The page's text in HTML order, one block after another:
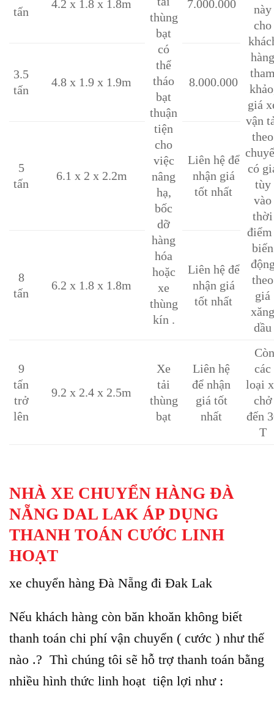
tấn
4.2 x 1.8 x 1.8m
thùng
bạt
có
thể
tháo
bạt
thuận
tiện
cho
việc
nâng
hạ,
bốc
dỡ
hàng
hóa
hoặc
xe
thùng
kín .
7.000.000
này
cho
giá
vận
theo
có
tùy
vào
thời
biến
theo
giá
dầu
3.5
tấn
4.8 x 1.9 x 1.9m 8.000.000
5
tấn
6.1 x 2 x 2.2m
Liên hệ để
nhận giá
tốt nhất
8
tấn
6.2 x 1.8 x 1.8m
Liên hệ để
nhận giá
tốt nhất
9
tấn
trở
lên
9.2 x 2.4 x 2.5m
Xe
tải
thùng
bạt
Liên hệ
để nhận
giá tốt
nhất
Còn
các
loại
chở
đến
T
NHÀ XE CHUYỂN HÀNG ĐÀ
NẴNG DAL LAK ÁP DỤNG
THANH TOÁN CƯỚC LINH
HOẠT
xe chuyển hàng Đà Nẵng đi Đak Lak
Nếu khách hàng còn băn khoăn không biết
thanh toán chi phí vận chuyển ( cước ) như thế
nào .? Thì chúng tôi sẽ hỗ trợ thanh toán bằng
nhiều hình thức linh hoạt tiện lợi như :